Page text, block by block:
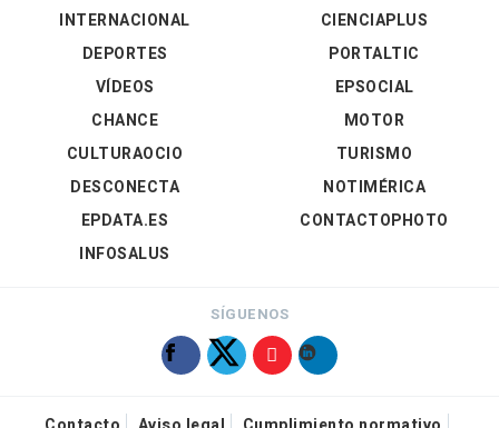
INTERNACIONAL
DEPORTES
VÍDEOS
CIENCIAPLUS
PORTALTIC
EPSOCIAL
CHANCE
CULTURAOCIO
DESCONECTA
EPDATA.ES
INFOSALUS
MOTOR
TURISMO
NOTIMÉRICA
CONTACTOPHOTO
SÍGUENOS